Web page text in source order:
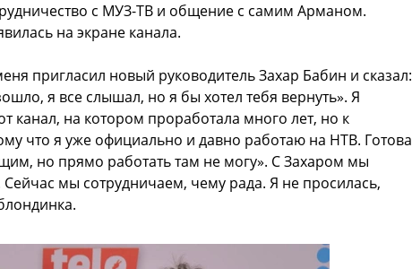
с МУЗ-ТВ и общение с самим Арманом.
на экране канала.
пригласил новый руководитель Захар Бабин и сказал:
я все слышал, но я бы хотел тебя вернуть». Я
канал, на котором проработала много лет, но к
что я уже официально и давно работаю на НТВ. Готова
но прямо работать там не могу». С Захаром мы
мы сотрудничаем, чему рада. Я не просилась,